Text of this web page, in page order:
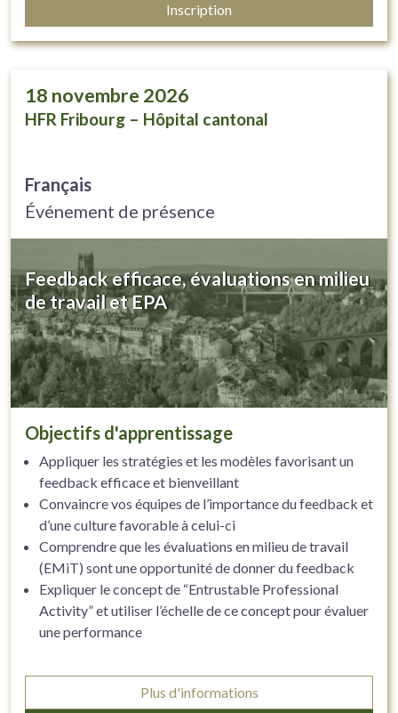
Inscription
18 novembre 2026
HFR Fribourg – Hôpital cantonal
Français
Événement de présence
Feedback efficace, évaluations en milieu
de travail et EPA
Objectifs d'apprentissage
Appliquer les stratégies et les modèles favorisant un
feedback efficace et bienveillant
Convaincre vos équipes de l’importance du feedback et
d’une culture favorable à celui-ci
Comprendre que les évaluations en milieu de travail
(EMiT) sont une opportunité de donner du feedback
Expliquer le concept de “Entrustable Professional
Activity” et utiliser l’échelle de ce concept pour évaluer
une performance
Plus d'informations